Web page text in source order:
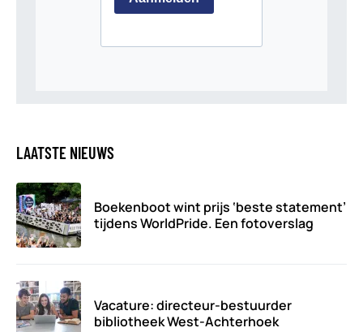
LAATSTE NIEUWS
Boekenboot wint prijs ‘beste statement’
tijdens WorldPride. Een fotoverslag
Vacature: directeur-bestuurder
bibliotheek West-Achterhoek